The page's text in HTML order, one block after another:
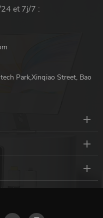
et 7j/7 :
Park,Xinqiao Street, Bao